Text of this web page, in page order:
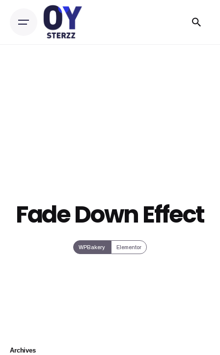
content
Fade Down Effect
WPBakery Elementor
Archives